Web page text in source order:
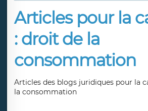
Articles pour la
: droit de la
consommation
Articles des blogs juridiques pour la
la consommation